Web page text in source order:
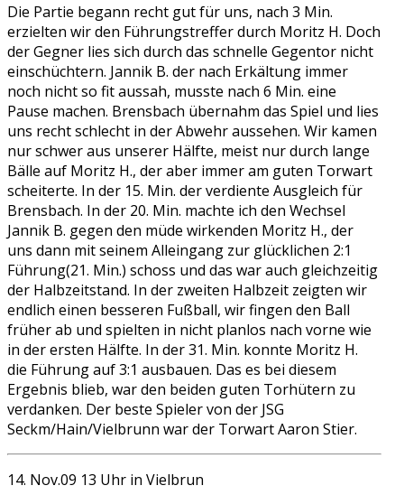
Die Partie begann recht gut für uns, nach 3 Min.
erzielten wir den Führungstreffer durch Moritz H. Doch
der Gegner lies sich durch das schnelle Gegentor nicht
einschüchtern. Jannik B. der nach Erkältung immer
noch nicht so fit aussah, musste nach 6 Min. eine
Pause machen. Brensbach übernahm das Spiel und lies
uns recht schlecht in der Abwehr aussehen. Wir kamen
nur schwer aus unserer Hälfte, meist nur durch lange
Bälle auf Moritz H., der aber immer am guten Torwart
scheiterte. In der 15. Min. der verdiente Ausgleich für
Brensbach. In der 20. Min. machte ich den Wechsel
Jannik B. gegen den müde wirkenden Moritz H., der
uns dann mit seinem Alleingang zur glücklichen 2:1
Führung(21. Min.) schoss und das war auch gleichzeitig
der Halbzeitstand. In der zweiten Halbzeit zeigten wir
endlich einen besseren Fußball, wir fingen den Ball
früher ab und spielten in nicht planlos nach vorne wie
in der ersten Hälfte. In der 31. Min. konnte Moritz H.
die Führung auf 3:1 ausbauen. Das es bei diesem
Ergebnis blieb, war den beiden guten Torhütern zu
verdanken. Der beste Spieler von der JSG
Seckm/Hain/Vielbrunn war der Torwart Aaron Stier.
14. Nov.09 13 Uhr in Vielbrun